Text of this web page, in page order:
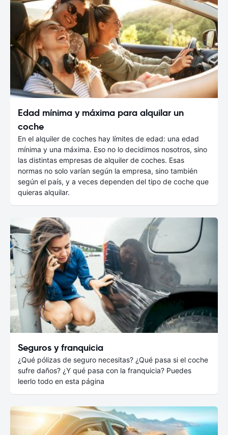
Edad mínima y máxima para alquilar un
coche
En el alquiler de coches hay límites de edad: una edad
mínima y una máxima. Eso no lo decidimos nosotros, sino
las distintas empresas de alquiler de coches. Esas
normas no solo varían según la empresa, sino también
según el país, y a veces dependen del tipo de coche que
quieras alquilar.
Seguros y franquicia
¿Qué pólizas de seguro necesitas? ¿Qué pasa si el coche
sufre daños? ¿Y qué pasa con la franquicia? Puedes
leerlo todo en esta página